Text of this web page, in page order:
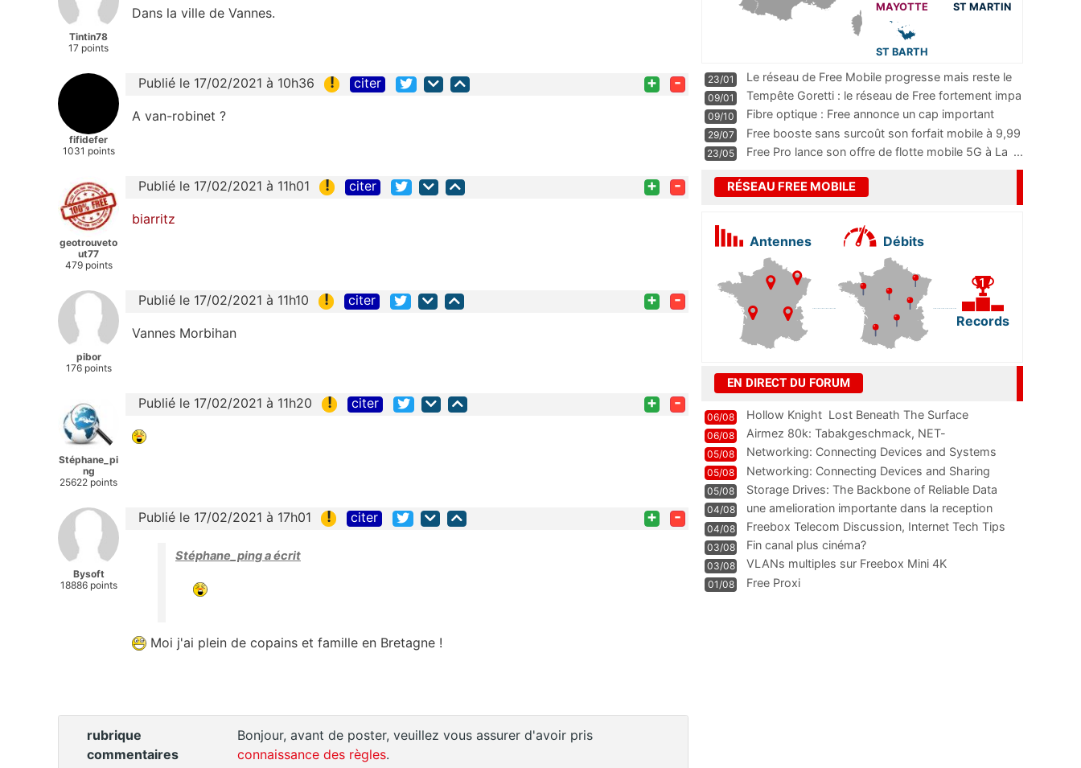
Tintin78
17 points
Dans la ville de Vannes.
fifidefer
1031 points
Publié le 17/02/2021 à 10h36 ! citer + -
A van-robinet ?
geotrouveto
ut77
479 points
Publié le 17/02/2021 à 11h01 ! citer + -
biarritz
pibor
176 points
Publié le 17/02/2021 à 11h10 ! citer + -
Vannes Morbihan
Stéphane_pi
ng
25622 points
Publié le 17/02/2021 à 11h20 ! citer + -
Bysoft
18886 points
Publié le 17/02/2021 à 17h01 ! citer + -
Stéphane_ping a écrit
Moi j'ai plein de copains et famille en Bretagne !
rubrique
commentaires
Bonjour, avant de poster, veuillez vous assurer d'avoir pris
connaissance des règles.
MAYOTTE ST MARTIN
ST BARTH
23/01
Le réseau de Free Mobile progresse mais reste le
m
...
09/01
Tempête Goretti : le réseau de Free fortement impa
09/10
Fibre optique : Free annonce un cap important
pass
...
29/07
Free booste sans surcoût son forfait mobile à 9,99
23/05 Free Pro lance son offre de flotte mobile 5G à La ...
RÉSEAU FREE MOBILE
Antennes Débits
Records
EN DIRECT DU FORUM
06/08 Hollow Knight  Lost Beneath The Surface
06/08
Airmez 80k: Tabakgeschmack, NET-
Technologie und Leistung im
05/08 Networking: Connecting Devices and Systems
05/08
Networking: Connecting Devices and Sharing
Information
05/08
Storage Drives: The Backbone of Reliable Data
Management
04/08
une amelioration importante dans la reception
WIFI
04/08
Freebox Telecom Discussion, Internet Tech Tips
Communi
03/08 Fin canal plus cinéma?
03/08 VLANs multiples sur Freebox Mini 4K
01/08 Free Proxi